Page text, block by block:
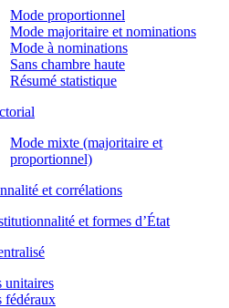
Mode proportionnel
Mode majoritaire et nominations
Mode à nominations
Sans chambre haute
Résumé statistique
Mode mixte (majoritaire et
proportionnel)
et corrélations
et formes d’État
unitaires
fédéraux